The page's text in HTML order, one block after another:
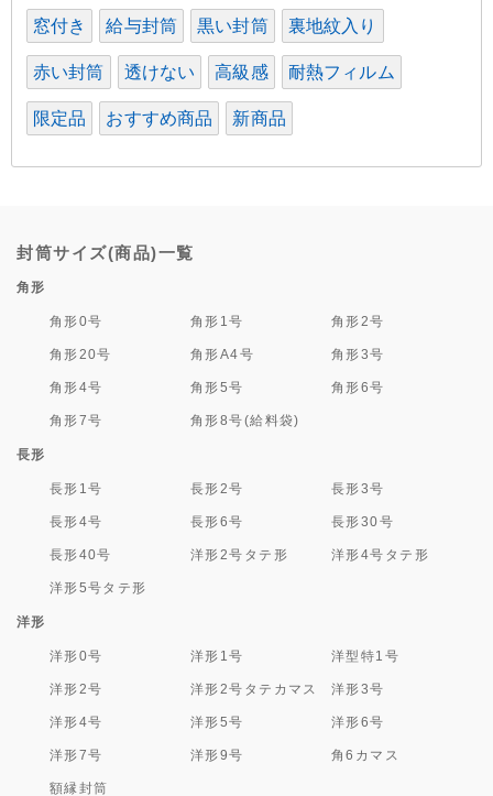
窓付き 給与封筒 黒い封筒 裏地紋入り
赤い封筒 透けない 高級感 耐熱フィルム
限定品 おすすめ商品 新商品
封筒サイズ(商品)一覧
角形
角形0号 角形1号 角形2号
角形20号 角形A4号 角形3号
角形4号 角形5号 角形6号
角形7号 角形8号(給料袋)
長形
長形1号 長形2号 長形3号
長形4号 長形6号 長形30号
長形40号 洋形2号タテ形 洋形4号タテ形
洋形5号タテ形
洋形
洋形0号 洋形1号 洋型特1号
洋形2号 洋形2号タテカマス 洋形3号
洋形4号 洋形5号 洋形6号
洋形7号 洋形9号 角6カマス
額縁封筒